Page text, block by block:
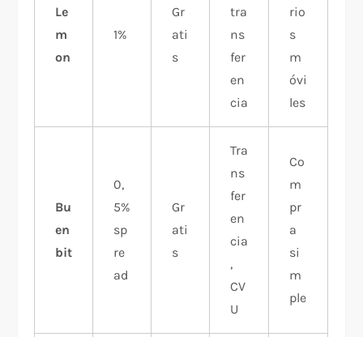
Le
m
on
1%
Gr
ati
s
tra
ns
fer
en
cia
rio
s
m
óvi
les
Bu
en
bit
0,
5%
sp
re
ad
Gr
ati
s
Tra
ns
fer
en
cia
,
CV
U
Co
m
pr
a
si
m
ple